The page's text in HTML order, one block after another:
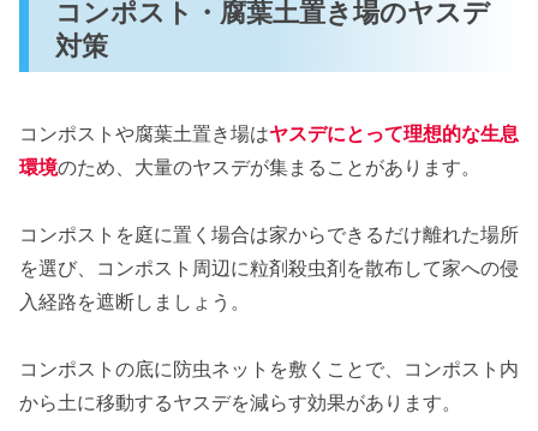
コンポスト・腐葉土置き場のヤスデ
対策
コンポストや腐葉土置き場はヤスデにとって理想的な生息
環境のため、大量のヤスデが集まることがあります。
コンポストを庭に置く場合は家からできるだけ離れた場所
を選び、コンポスト周辺に粒剤殺虫剤を散布して家への侵
入経路を遮断しましょう。
コンポストの底に防虫ネットを敷くことで、コンポスト内
から土に移動するヤスデを減らす効果があります。